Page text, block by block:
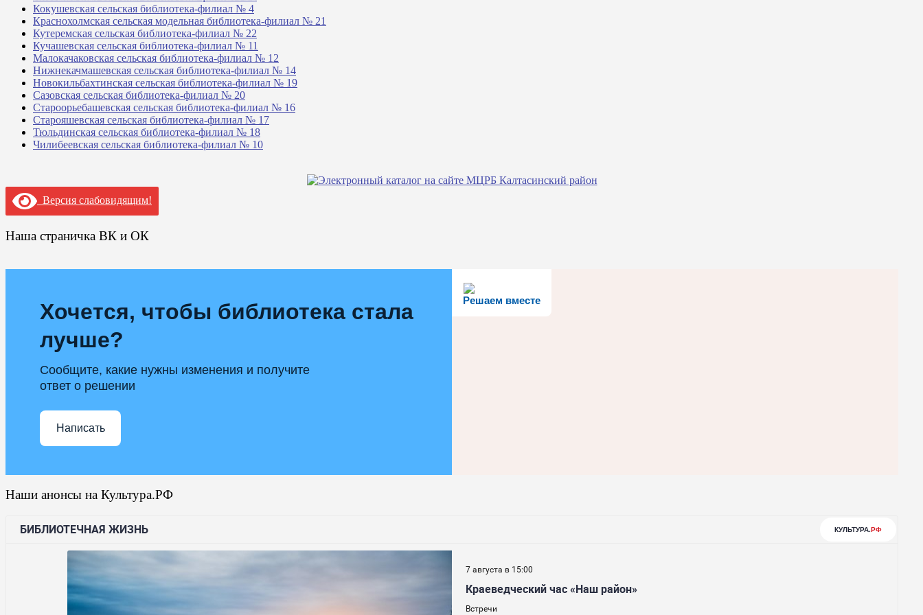
Кокушевская сельская библиотека-филиал № 4
Краснохолмская сельская модельная библиотека-филиал № 21
Кутеремская сельская библиотека-филиал № 22
Кучашевская сельская библиотека-филиал № 11
Малокачаковская сельская библиотека-филиал № 12
Нижнекачмашевская сельская библиотека-филиал № 14
Новокильбахтинская сельская библиотека-филиал № 19
Сазовская сельская библиотека-филиал № 20
Староорьебашевская сельская библиотека-филиал № 16
Старояшевская сельская библиотека-филиал № 17
Тюльдинская сельская библиотека-филиал № 18
Чилибеевская сельская библиотека-филиал № 10
Версия слабовидящим!
Наша страничка ВК и ОК
Решаем вместе
Хочется, чтобы библиотека стала
лучше?
Сообщите, какие нужны изменения и получите
ответ о решении
Написать
Наши анонсы на Культура.РФ